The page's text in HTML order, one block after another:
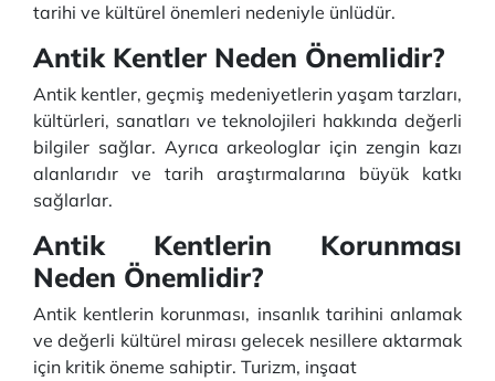
tarihi ve kültürel önemleri nedeniyle ünlüdür.
Antik Kentler Neden Önemlidir?
Antik kentler, geçmiş medeniyetlerin yaşam tarzları,
kültürleri, sanatları ve teknolojileri hakkında değerli
bilgiler sağlar. Ayrıca arkeologlar için zengin kazı
alanlarıdır ve tarih araştırmalarına büyük katkı
sağlarlar.
Antik Kentlerin Korunması
Neden Önemlidir?
Antik kentlerin korunması, insanlık tarihini anlamak
ve değerli kültürel mirası gelecek nesillere aktarmak
için kritik öneme sahiptir. Turizm, inşaat